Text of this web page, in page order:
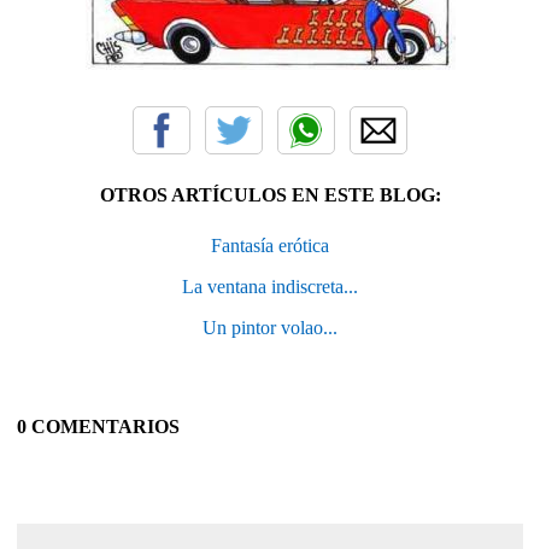
OTROS ARTÍCULOS EN ESTE BLOG:
Fantasía erótica
La ventana indiscreta...
Un pintor volao...
0 COMENTARIOS